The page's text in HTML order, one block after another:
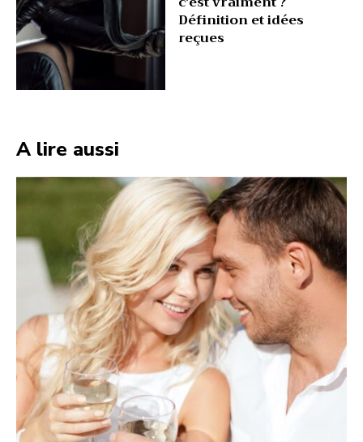
Définition et idées
reçues
A lire aussi